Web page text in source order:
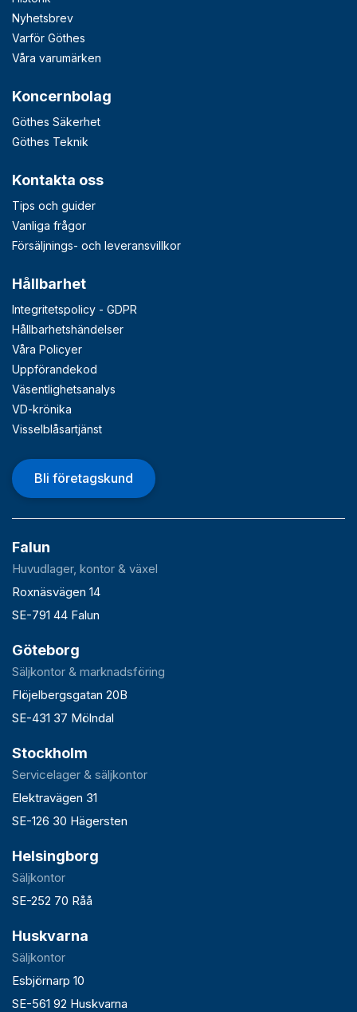
Nyhetsbrev
Varför Göthes
Våra varumärken
Koncernbolag
Göthes Säkerhet
Göthes Teknik
Kontakta oss
Tips och guider
Vanliga frågor
Försäljnings- och leveransvillkor
Hållbarhet
Integritetspolicy - GDPR
Hållbarhetshändelser
Våra Policyer
Uppförandekod
Väsentlighetsanalys
VD-krönika
Visselblåsartjänst
Bli företagskund
Falun
Huvudlager, kontor & växel
Roxnäsvägen 14
SE-791 44 Falun
Göteborg
Säljkontor & marknadsföring
Flöjelbergsgatan 20B
SE-431 37 Mölndal
Stockholm
Servicelager & säljkontor
Elektravägen 31
SE-126 30 Hägersten
Helsingborg
Säljkontor
SE-252 70 Råå
Huskvarna
Säljkontor
Esbjörnarp 10
SE-561 92 Huskvarna